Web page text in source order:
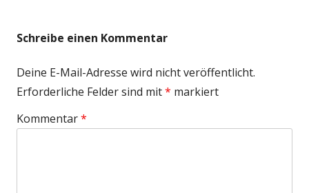
Schreibe einen Kommentar
Deine E-Mail-Adresse wird nicht veröffentlicht.
Erforderliche Felder sind mit* markiert
Kommentar*